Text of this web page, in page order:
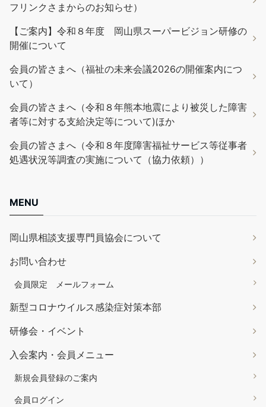
フリンクさまからのお知らせ）
【ご案内】令和８年度 岡山県スーパービジョン研修の
開催について
会員の皆さまへ（福祉の未来会議2026の開催案内につ
いて）
会員の皆さまへ（令和８年熊本地震により被災した障害
者等に対する支給決定等について)ほか
会員の皆さまへ（令和８年度障害福祉サービス等従事者
処遇状況等調査の実施について（協力依頼））
MENU
岡山県相談支援専門員協会について
お問い合わせ
会員限定 メールフォーム
新型コロナウイルス感染症対策本部
研修会・イベント
入会案内・会員メニュー
新規会員登録のご案内
会員ログイン